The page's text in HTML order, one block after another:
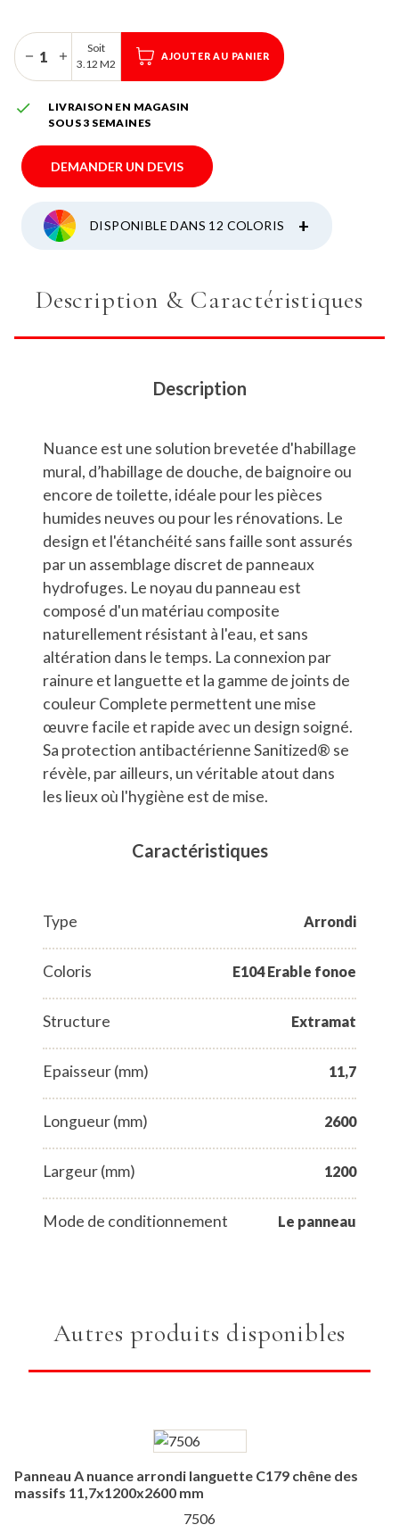
Soit
3.12 M2
AJOUTER AU PANIER

LIVRAISON EN MAGASIN
SOUS 3 SEMAINES
DEMANDER UN DEVIS
DISPONIBLE DANS 12 COLORIS +
Description & Caractéristiques
Description
Nuance est une solution brevetée d'habillage
mural, d’habillage de douche, de baignoire ou
encore de toilette, idéale pour les pièces
humides neuves ou pour les rénovations. Le
design et l'étanchéité sans faille sont assurés
par un assemblage discret de panneaux
hydrofuges. Le noyau du panneau est
composé d'un matériau composite
naturellement résistant à l'eau, et sans
altération dans le temps. La connexion par
rainure et languette et la gamme de joints de
couleur Complete permettent une mise
œuvre facile et rapide avec un design soigné.
Sa protection antibactérienne Sanitized® se
révèle, par ailleurs, un véritable atout dans
les lieux où l'hygiène est de mise.
Caractéristiques
Type Arrondi
Coloris E104 Erable fonoe
Structure Extramat
Epaisseur (mm) 11,7
Longueur (mm) 2600
Largeur (mm) 1200
Mode de conditionnement Le panneau
Autres produits disponibles
Panneau A nuance arrondi languette C179 chêne des
massifs 11,7x1200x2600 mm
7506